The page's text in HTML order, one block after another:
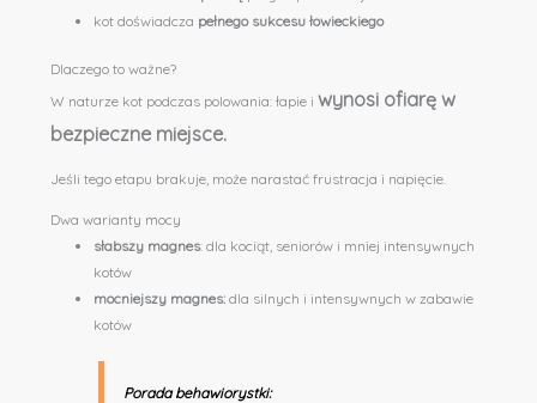
kot doświadcza pełnego sukcesu łowieckiego
Dlaczego to ważne?
W naturze kot podczas polowania: łapie iwynosi ofiarę w
bezpieczne miejsce.
Jeśli tego etapu brakuje, może narastać frustracja i napięcie.
Dwa warianty mocy
słabszy magnes: dla kociąt, seniorów i mniej intensywnych
kotów
mocniejszy magnes: dla silnych i intensywnych w zabawie
kotów
Porada behawiorystki: